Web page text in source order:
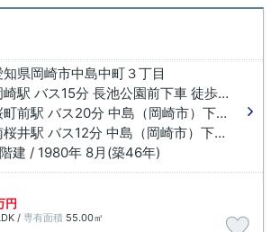
知県岡崎市中島中町３丁目
岡崎駅 バス15分 長池公園前下車 徒歩3分
桜町前駅 バス20分 中島（岡崎市）下車 徒歩9分
南桜井駅 バス12分 中島（岡崎市）下車 徒歩9分
建 / 1980年 8月(築46年)
円
/ 専有面積 55.00㎡